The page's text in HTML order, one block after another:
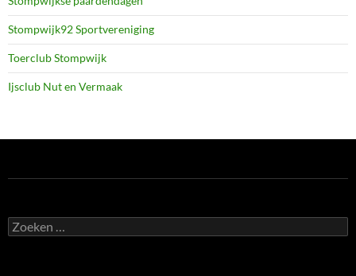
Stompwijk92 Sportvereniging
Toerclub Stompwijk
Ijsclub Nut en Vermaak
Zoeken
naar: